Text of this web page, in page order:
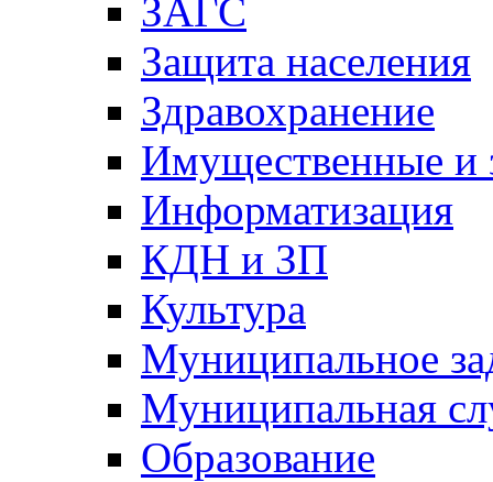
ЗАГС
Защита населения
Здравохранение
Имущественные и
Информатизация
КДН и ЗП
Культура
Муниципальное
Муниципальная
Образование